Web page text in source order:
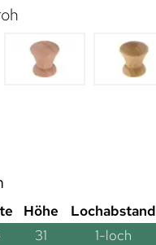
Höhe Lochabstand
31 1-loch